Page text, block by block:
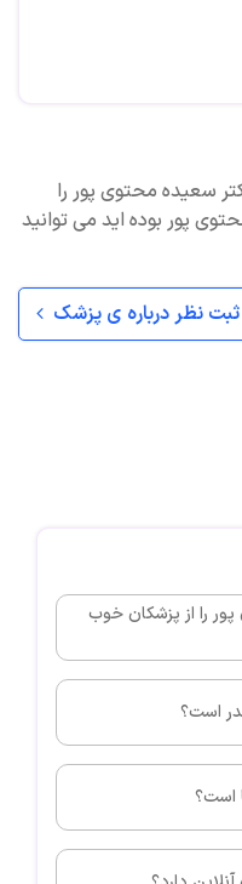
سعیده محتوی پور را
پور بوده اید می توانید
ثبت نظر درباره ی پزشک
چطور می‌توانم نوبت دکتر سعیده محتوی پور را از پزشکان خوب